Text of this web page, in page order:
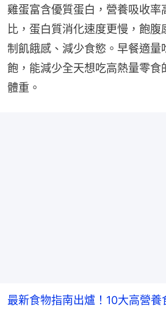
雞蛋富含優質蛋白，營養吸收率
比，蛋白質消化速度更慢，飽
制飢餓感、減少食慾。早餐適量
飽，能減少全天想吃高熱量零食
體重。
最新食物指南出爐！10大高營